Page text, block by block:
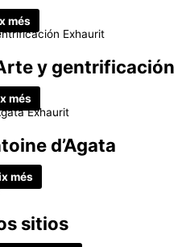
més
Exhaurit
y gentrificación
més
Exhaurit
d’Agata
més
sitios